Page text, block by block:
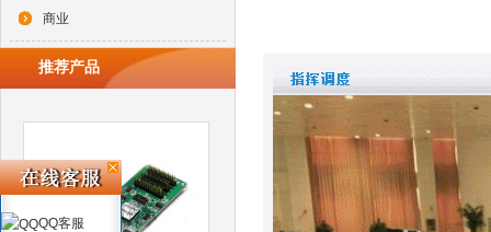
商业
推荐产品
QQ客服